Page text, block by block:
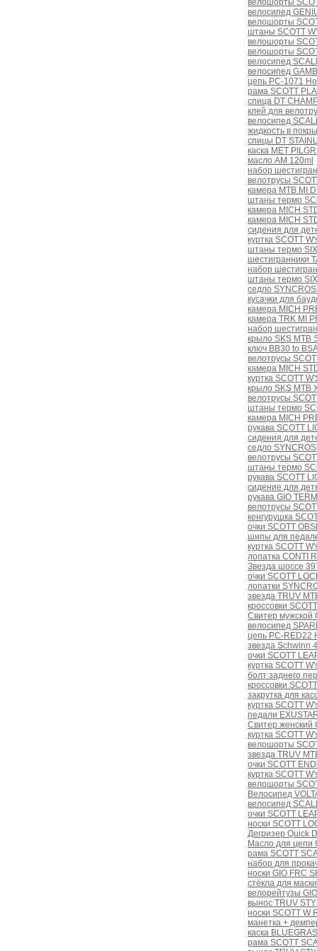
велошорты
велосипед
велошорты
штаны SCOTT
велошорты
велошорты
велосипед
велосипед
цепь PC-1071
рама SCOTT
спица DT
клей для
велосипед
жидкость в
спицы DT
каска MET
масло AM 120ml
набор
велотрусы
камера MTB MI
штаны термо
камера MICH
камера MICH
сидения для
куртка SCOTT
штаны термо
шестигранники
набор
штаны термо
седло
кусачки для
камера MICH
камера TRK MI
набор
крыло SKS MTB
ключ BB30 to
велотрусы
камера MICH
куртка SCOTT
крыло SKS MTB
велотрусы
штаны термо
камера MICH
рукава SCOTT
сидения для
седло
велотрусы
штаны термо
рукава SCOTT
сидение для
рукава GIO
велотрусы
кенгурушка
очки SCOTT
шипы для
куртка SCOTT
лопатка CONTI
Звезда шоссе
очки SCOTT
лопатки
звезда TRUV
кроссовки
Свитер мужской
велосипед
цепь PC-RED22
звезда Schwinn
очки SCOTT
куртка SCOTT
болт заднего
кроссовки
закрутка для
куртка SCOTT
педали
Свитер женский
куртка SCOTT
велошорты
звезда TRUV
очки SCOTT
куртка SCOTT
велошорты
Велосипед
велосипед
очки SCOTT
носки SCOTT
Дегризер Quick
Масло для цепи
рама SCOTT
набор для
носки GIO FRC
стёкла для
велорейтузы
вынос TRUV
носки SCOTT W
манетка +
каска
рама SCOTT